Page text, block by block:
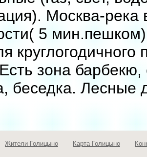
Москва-река
5
круглогодичного
зона
беседка. Лесные
Жители Голицыно Карта Голицыно